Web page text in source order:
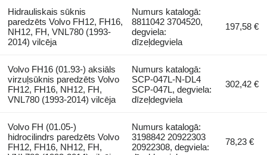
Hidrauliskais sūknis
paredzēts Volvo FH12, FH16,
NH12, FH, VNL780 (1993-
2014) vilcēja
Numurs katalogā:
8811042 3704520,
degviela:
dīzeļdegviela
197,58 €
Volvo FH16 (01.93-) aksiāls
virzuļsūknis paredzēts Volvo
FH12, FH16, NH12, FH,
VNL780 (1993-2014) vilcēja
Numurs katalogā:
SCP-047L-N-DL4
SCP-047L, degviela:
dīzeļdegviela
302,42 €
Volvo FH (01.05-)
hidrocilindrs paredzēts Volvo
FH12, FH16, NH12, FH,
Numurs katalogā:
3198842 20922303
20922308, degviela:
78,23 €